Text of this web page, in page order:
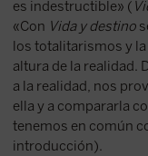
es indestructible» (
«Con Vida y destino
los totalitarismos y
altura de la realidad.
a la realidad, nos
ella y a compararla
tenemos en común
introducción).